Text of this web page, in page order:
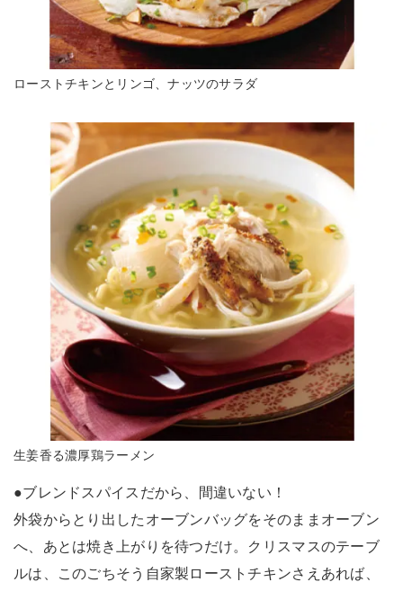
ローストチキンとリンゴ、ナッツのサラダ
生姜香る濃厚鶏ラーメン
●ブレンドスパイスだから、間違いない！
外袋からとり出したオーブンバッグをそのままオーブン
へ、あとは焼き上がりを待つだけ。クリスマスのテーブ
ルは、このごちそう自家製ローストチキンさえあれば、